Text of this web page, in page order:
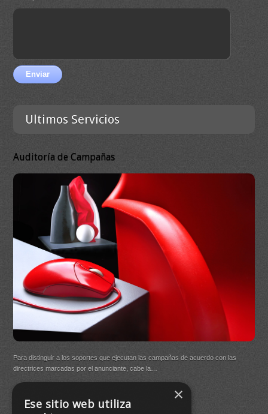
Enviar
Ultimos Servicios
Auditoría de Campañas
Para distinguir a los soportes que ejecutan las campañas de acuerdo con las
directrices marcadas por el anunciante, cabe la…
×
Ese sitio web utiliza